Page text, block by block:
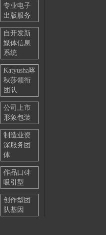
专业电子
出版服务
自开发新
媒体信息
系统
Katyusha喀
秋莎领衔
团队
公司上市
形象包装
制造业资
深服务团
体
作品口碑
吸引型
创作型团
队基因